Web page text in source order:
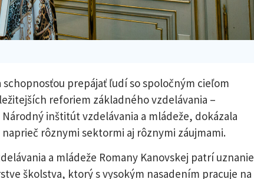
prepájať ľudí so spoločným cieľom
reforiem základného vzdelávania –
inštitút vzdelávania a mládeže, dokázala
rôznymi sektormi aj rôznymi záujmami.
a mládeže Romany Kanovskej patrí uznanie
školstva, ktorý s vysokým nasadením pracuje na